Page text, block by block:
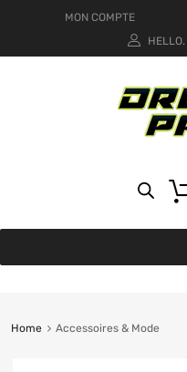
MON COMPTE
HELLO.
Home Accessoires & Mode